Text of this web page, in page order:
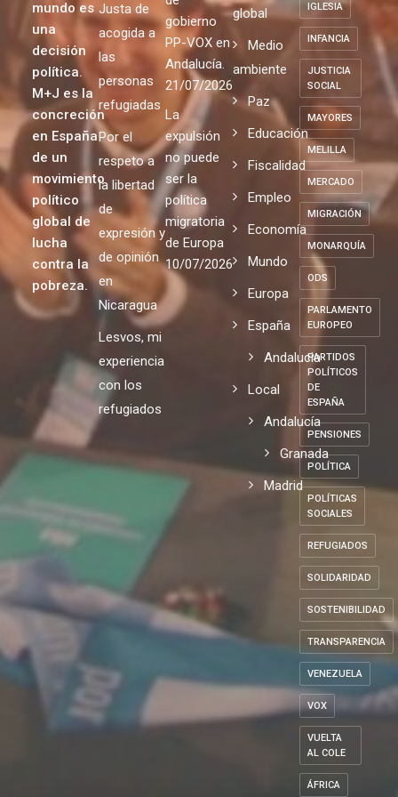
de la
pobreza
en el
mundo es
una
decisión
política.
M+J es la
concreción
en España
de un
movimiento
político
global de
lucha
contra la
Común,
Digna y
Justa de
acogida a
las
personas
refugiadas
respeto a
la libertad
de
expresión y
de opinión
en
Nicaragua
Lesvos, mi
experiencia
refugiados
rojas: Ante
el acuerdo
de
gobierno
PP-VOX en
Andalucía.
21/07/2026
La
expulsión
no puede
ser la
política
migratoria
de Europa
10/07/2026
Democracia
Ciudadanía
global
Medio
ambiente
Paz
Educación
Fiscalidad
Empleo
Economía
Mundo
Europa
España
Andalucia
Local
Andalucía
Granada
FALTA DE
EJEMPLARIDAD
IGLESIA
INFANCIA
JUSTICIA
SOCIAL
MAYORES
MELILLA
MERCADO
MIGRACIÓN
MONARQUÍA
ODS
PARLAMENTO
EUROPEO
PARTIDOS
POLÍTICOS
DE
ESPAÑA
PENSIONES
POLÍTICA
POLÍTICAS
SOCIALES
REFUGIADOS
SOLIDARIDAD
SOSTENIBILIDAD
TRANSPARENCIA
VENEZUELA
VOX